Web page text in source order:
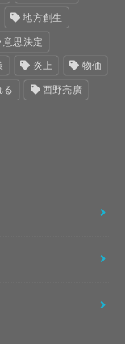
地方創生
意思決定
炎上 物価
る 西野亮廣